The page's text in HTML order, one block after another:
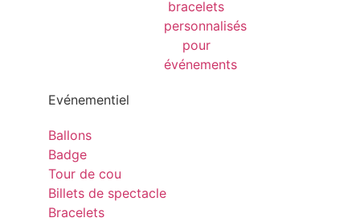
Evénementiel
Ballons
Badge
Tour de cou
Billets de spectacle
Bracelets